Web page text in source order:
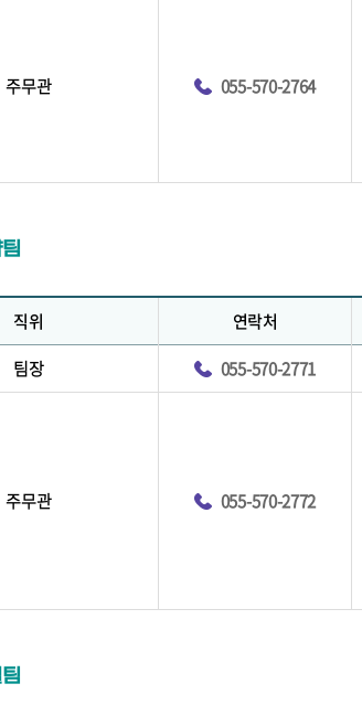
주무관 055-570-2764
직위 연락처
팀장
055-570-2771
주무관 055-570-2772